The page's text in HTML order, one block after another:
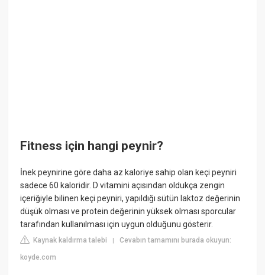
Fitness için hangi peynir?
İnek peynirine göre daha az kaloriye sahip olan keçi peyniri
sadece 60 kaloridir. D vitamini açısından oldukça zengin
içeriğiyle bilinen keçi peyniri, yapıldığı sütün laktoz değerinin
düşük olması ve protein değerinin yüksek olması sporcular
tarafından kullanılması için uygun olduğunu gösterir.
Kaynak kaldırma talebi |Cevabın tamamını burada okuyun:
koyde.com